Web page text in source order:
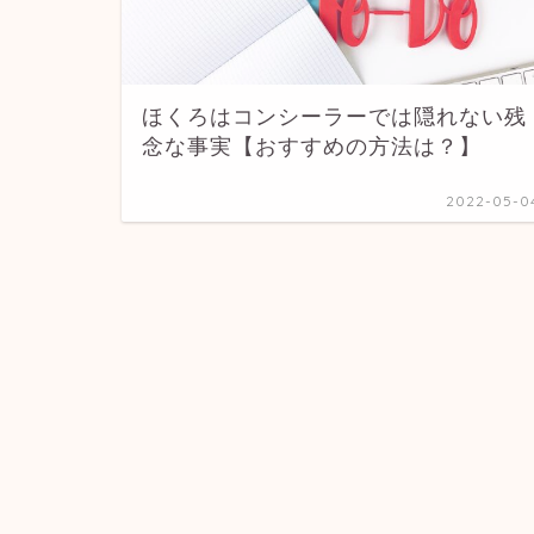
ほくろはコンシーラーでは隠れない残
念な事実【おすすめの方法は？】
2022-05-